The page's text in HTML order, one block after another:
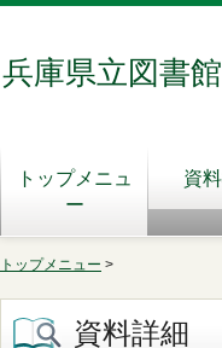
兵庫県立図書館
トップメニュ
ー
資
トップメニュー >
資料詳細